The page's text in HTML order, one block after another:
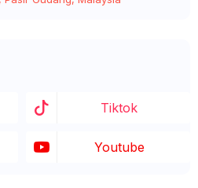
Tiktok
Youtube